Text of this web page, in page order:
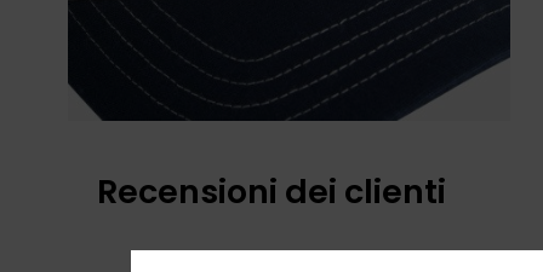
Recensioni dei clienti